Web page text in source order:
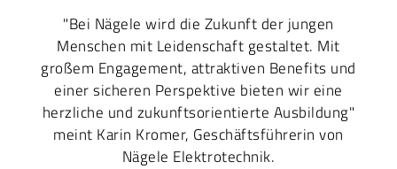
"Bei Nägele wird die Zukunft der jungen
Menschen mit Leidenschaft gestaltet. Mit
großem Engagement, attraktiven Benefits und
einer sicheren Perspektive bieten wir eine
herzliche und zukunftsorientierte Ausbildung"
meint Karin Kromer, Geschäftsführerin von
Nägele Elektrotechnik.